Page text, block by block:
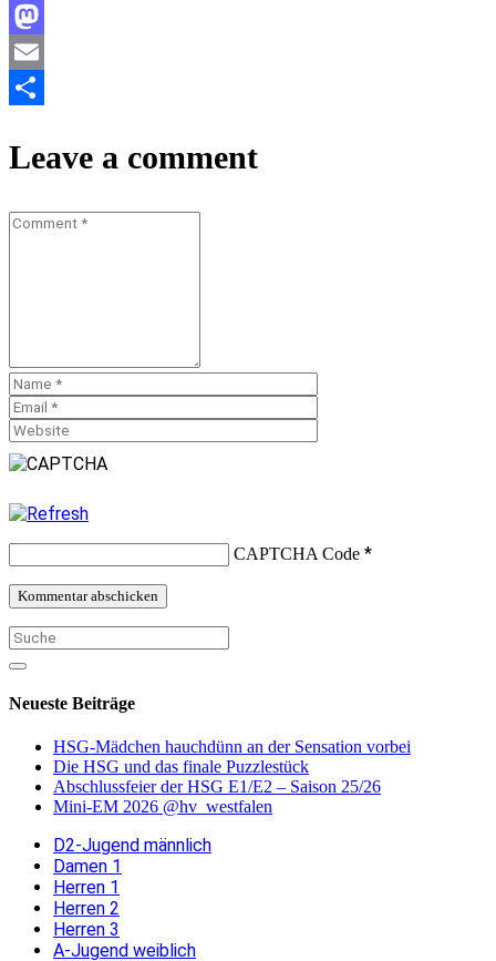
Facebook
Mastodon
Email
Leave a comment
CAPTCHA Code *
Neueste Beiträge
HSG-Mädchen hauchdünn an der Sensation vorbei
Die HSG und das finale Puzzlestück
Abschlussfeier der HSG E1/E2 – Saison 25/26
Mini-EM 2026 @hv_westfalen
D2-Jugend männlich
Damen 1
Herren 1
Herren 2
Herren 3
A-Jugend weiblich